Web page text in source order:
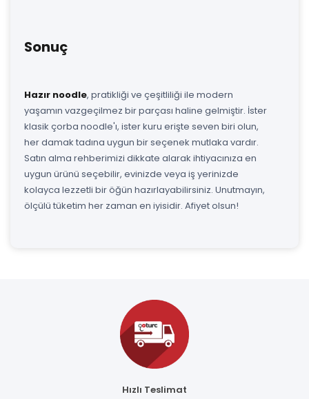
Sonuç
Hazır noodle, pratikliği ve çeşitliliği ile modern
yaşamın vazgeçilmez bir parçası haline gelmiştir. İster
klasik çorba noodle'ı, ister kuru erişte seven biri olun,
her damak tadına uygun bir seçenek mutlaka vardır.
Satın alma rehberimizi dikkate alarak ihtiyacınıza en
uygun ürünü seçebilir, evinizde veya iş yerinizde
kolayca lezzetli bir öğün hazırlayabilirsiniz. Unutmayın,
ölçülü tüketim her zaman en iyisidir. Afiyet olsun!
Hızlı Teslimat